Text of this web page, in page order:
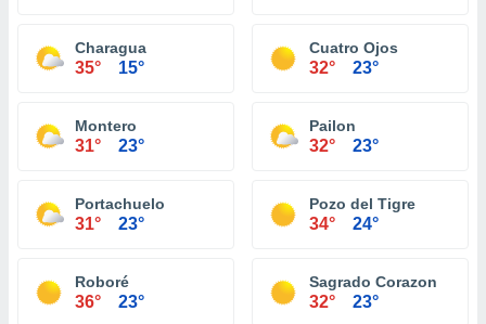
Charagua
35° 15°
Cuatro Ojos
32° 23°
Montero
31° 23°
Pailon
32° 23°
Portachuelo
31° 23°
Pozo del Tigre
34° 24°
Roboré
36° 23°
Sagrado Corazon
32° 23°